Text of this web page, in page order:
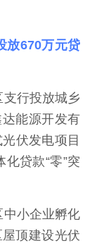
放670万元贷
行投放城乡
能源开发有
伏发电项目
贷款“零”突
小企业孵化
顶建设光伏